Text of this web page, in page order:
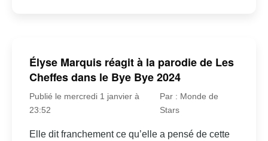
Élyse Marquis réagit à la parodie de Les
Cheffes dans le Bye Bye 2024
Publié le mercredi 1 janvier à
23:52
Par : Monde de
Stars
Elle dit franchement ce qu’elle a pensé de cette